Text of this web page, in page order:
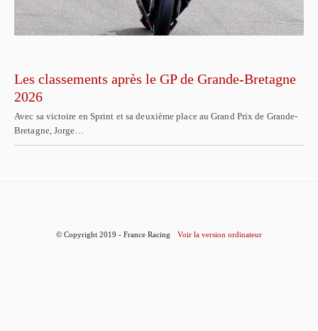
Les classements après le GP de Grande-Bretagne
2026
Avec sa victoire en Sprint et sa deuxième place au Grand Prix de Grande-
Bretagne, Jorge…
© Copyright 2019 - France Racing Voir la version ordinateur